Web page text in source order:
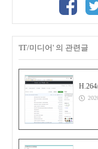
'IT/미디어' 의 관련글